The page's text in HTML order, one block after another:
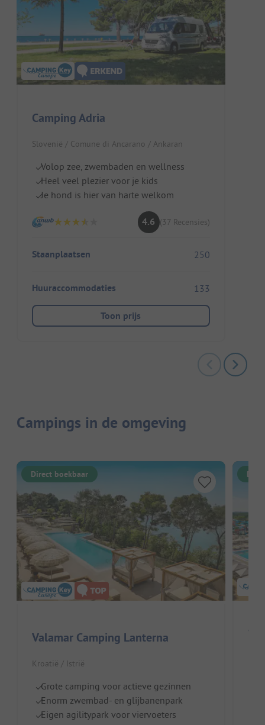
Camping Adria
Slovenië / Comune di Ancarano / Ankaran
Volop zee, zwembaden en wellness
Heel veel plezier voor je kids
Je hond is hier van harte welkom
4.6 (37 Recensies)
Staanplaatsen 250
Huuraccommodaties 133
Toon prijs
Campings in de omgeving
Direct boekbaar
Valamar Camping Lanterna
Kroatië / Istrië
Grote camping voor actieve gezinnen
Enorm zwembad- en glijbanenpark
Eigen agilitypark voor viervoeters